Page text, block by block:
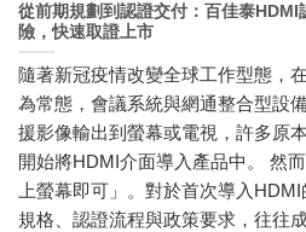
從前期規劃到認證交付：百佳泰
險，快速取證上市
隨著新冠疫情改變全球工作型態，
為常態，會議系統與網通整合型設
援影像輸出到螢幕或電視，許多原
開始將HDMI介面導入產品中。 然
上螢幕即可」。對於首次導入HDMI
規格、認證流程與政策要求，往往